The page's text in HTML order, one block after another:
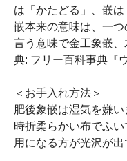
は「かたどる」、嵌
嵌本来の意味は、一
言う意味で金工象嵌
典: フリー百科事典『
＜お手入れ方法＞
肥後象嵌は湿気を嫌
時折柔らかい布でふ
用になる方が光沢が出